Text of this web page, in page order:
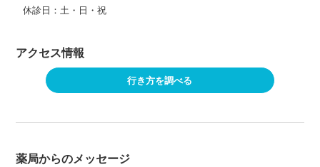
休診日：土・日・祝
アクセス情報
行き方を調べる
薬局からのメッセージ